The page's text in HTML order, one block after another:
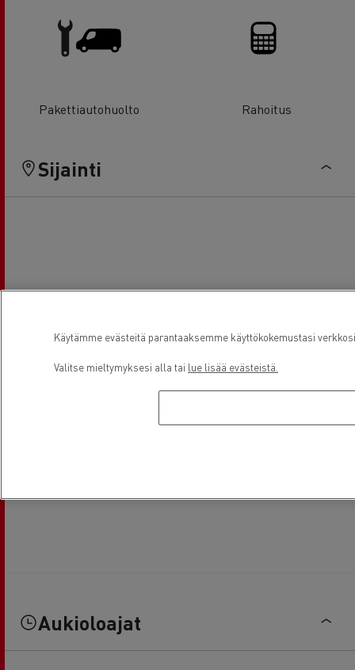
Pakettiautohuolto Rahoitus
Sijainti
Aukioloajat
Käytämme evästeitä parantaaksemme käyttökokemustasi
Valitse mieltymyksesi alla tai lue lisää evästeistä.